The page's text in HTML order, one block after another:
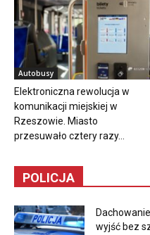
Autobusy
Elektroniczna rewolucja w
komunikacji miejskiej w
Rzeszowie. Miasto
przesuwało cztery razy...
POLICJA
wyjść bez